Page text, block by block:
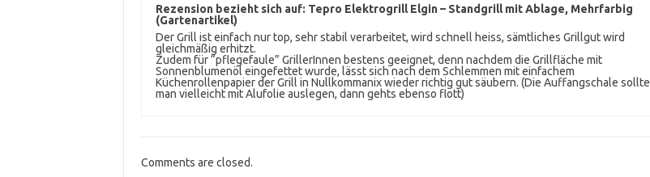
Rezension bezieht sich auf: Tepro Elektrogrill Elgin – Standgrill mit Ablage, Mehrfarbig
(Gartenartikel)
Der Grill ist einfach nur top, sehr stabil verarbeitet, wird schnell heiss, sämtliches Grillgut wird
gleichmäßig erhitzt.
Zudem für “pflegefaule” GrillerInnen bestens geeignet, denn nachdem die Grillfläche mit
Sonnenblumenöl eingefettet wurde, lässt sich nach dem Schlemmen mit einfachem
Küchenrollenpapier der Grill in Nullkommanix wieder richtig gut säubern. (Die Auffangschale sollte
man vielleicht mit Alufolie auslegen, dann gehts ebenso flott)
Comments are closed.